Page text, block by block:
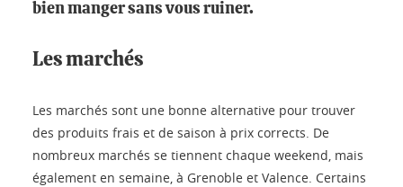
bien manger sans vous ruiner.
Les marchés
Les marchés sont une bonne alternative pour trouver
des produits frais et de saison à prix corrects. De
nombreux marchés se tiennent chaque weekend, mais
également en semaine, à Grenoble et Valence. Certains